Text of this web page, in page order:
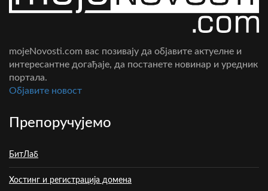
mojeNovosti.com вас позивају да објавите актуелне и
интересантне догађаје, да постанете новинар и уредник
портала.
Oбјавите новост
Препоручујемо
БитЛаб
Хостинг и регистрација домена